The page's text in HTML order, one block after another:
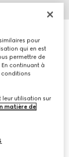
pour
qui en est
permettre de
continuant à
conditions
leur utilisation sur
matière de